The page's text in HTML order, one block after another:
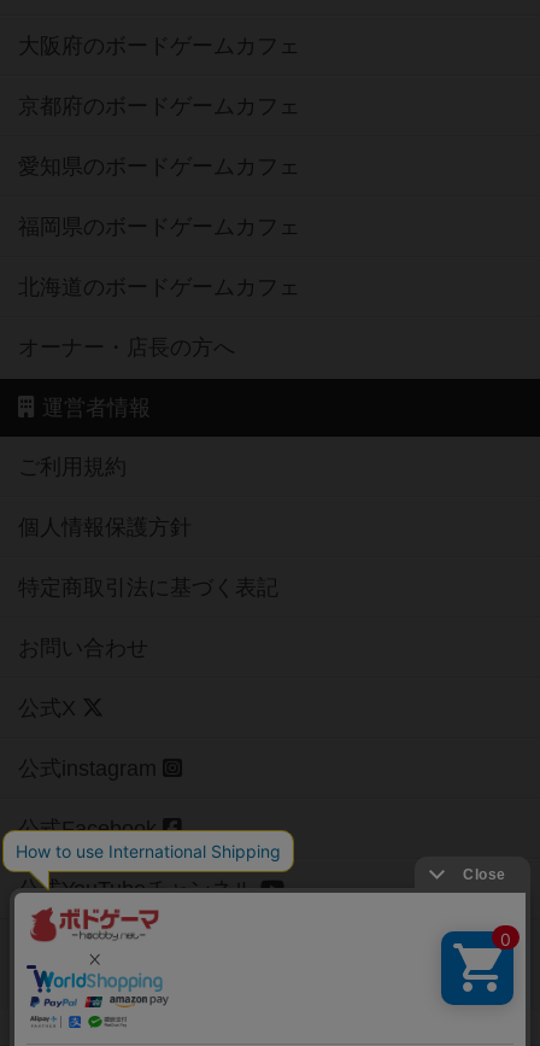
大阪府のボードゲームカフェ
京都府のボードゲームカフェ
愛知県のボードゲームカフェ
福岡県のボードゲームカフェ
北海道のボードゲームカフェ
オーナー・店長の方へ
運営者情報
ご利用規約
個人情報保護方針
特定商取引法に基づく表記
お問い合わせ
公式X
公式instagram
公式Facebook
公式YouTubeチャンネル